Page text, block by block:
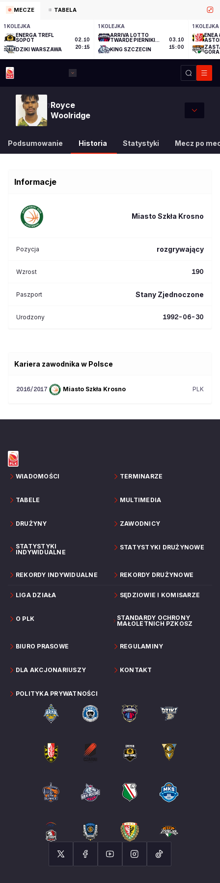
MECZE TABELA
1 KOLEJKA
ENERGA TREFL
SOPOT
DZIKI WARSZAWA
02.10
20:15
1 KOLEJKA
ARRIVA LOTTO
TWARDE PIERNIKI
KING SZCZECIN
03.10
15:00
1 KOLEJKA
ENEA
GÓRA
7Royce
Woolridge
Podsumowanie Historia Statystyki Mecz po
Informacje
Miasto Szkła Krosno
Pozycja rozgrywający
Wzrost 190
Paszport Stany Zjednoczone
Urodzony 1992-06-30
Kariera zawodnika w Polsce
2016/2017 Miasto Szkła Krosno PLK
WIADOMOŚCI TERMINARZE
TABELE MULTIMEDIA
DRUŻYNY ZAWODNICY
STATYSTYKI
INDYWIDUALNE
STATYSTYKI DRUŻYNOWE
REKORDY INDYWIDUALNE REKORDY DRUŻYNOWE
LIGA DZIAŁA SĘDZIOWIE I KOMISARZE
O PLK
STANDARDY OCHRONY
MAŁOLETNICH PZKOSZ
BIURO PRASOWE REGULAMINY
DLA AKCJONARIUSZY KONTAKT
POLITYKA PRYWATNOŚCI